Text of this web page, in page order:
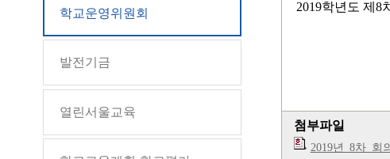
학교운영위원회
발전기금
열린서울교육
2019학년도 제8
첨부파일
2019년_8차_회